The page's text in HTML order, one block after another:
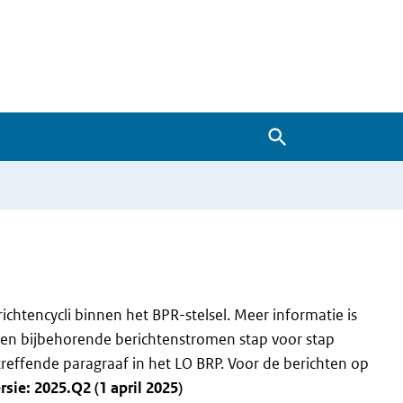
Zoeken
binnen het BPR-stelsel. Meer informatie is
bijbehorende berichtenstromen stap voor stap
paragraaf in het LO BRP. Voor de berichten op
2025.Q2 (1 april 2025)